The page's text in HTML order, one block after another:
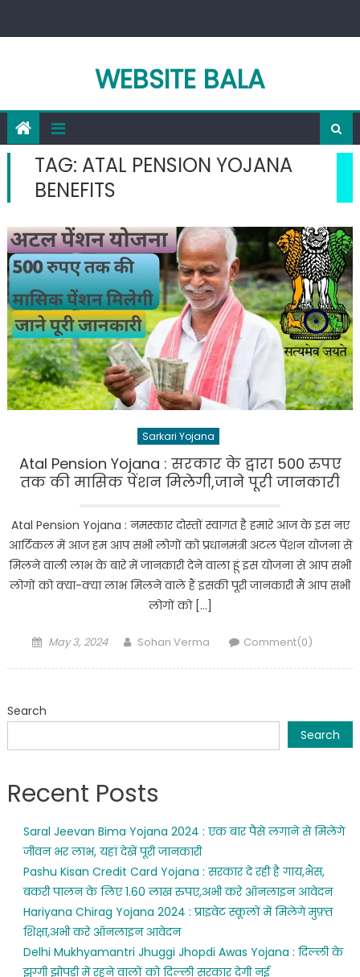
WEBSITE BALA
TAG: ATAL PENSION YOJANA
BENEFITS
Sarkari Yojana
Atal Pension Yojana : सरकार के द्वारा 500 रुपए
तक की मासिक पेंशन मिलेगी,जाने पूरी जानकारी
Atal Pension Yojana : नमस्कार दोस्तों स्वागत है हमारे आज के इस नए
आर्टिकल में आज हम आप सभी लोगों को प्रधानमंत्री अटल पेंशन योजना से
मिलने वाली लाभ के बारे में जानकारी देने वाला हूं इस योजना से आप सभी
लोगों को क्या-क्या लाभ मिलने वाले हैं इसकी पूरी जानकारी मैं आप सभी
लोगों को […]
Posted
May 3, 2024 Author
Sohan Verma Comment(0)
Search
Search
Recent Posts
Saral Jeevan Bima Yojana 2024 : एक बार पैसे लगाने से मिलेंगे
जीवन भर लाभ, यहां देखें पूरी जानकारी
Pashu Kisan Credit Card Yojana : सरकार दे रही है गाय,भैंस,
बकरी पालन के लिए 1.60 लाख रुपए,अभी करे ऑनलाइन आवेदन
Hariyana Chirag Yojana 2024 : प्राइवेट स्कूलों में मिलेगे मुफ़्त
शिक्षा,अभी करे ऑनलाइन आवेदन
Delhi Mukhyamantri Jhuggi Jhopdi Awas Yojana : दिल्ली के
झुग्गी झोपड़ी में रहने वालों को दिल्ली सरकार देगी नई